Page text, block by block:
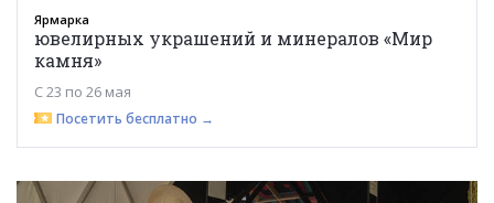
Ярмарка
ювелирных украшений и минералов «Мир
камня»
С 23 по 26 мая
Посетить бесплатно →